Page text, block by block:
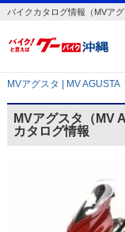
バイクカタログ情報（MVア
MVアグスタ | MV AGUSTA
MVアグスタ（MV
カタログ情報